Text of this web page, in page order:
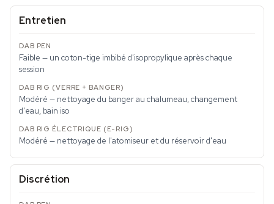
Entretien
Faible — un coton-tige imbibé d'isopropylique après chaque
session
Modéré — nettoyage du banger au chalumeau, changement
d'eau, bain iso
Modéré — nettoyage de l'atomiseur et du réservoir d'eau
Discrétion